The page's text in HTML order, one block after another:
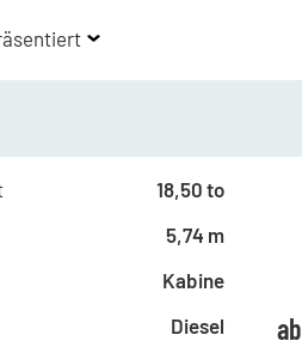
18,50 to
5,74 m
Kabine
Diesel
ab 21 Tagen
ab